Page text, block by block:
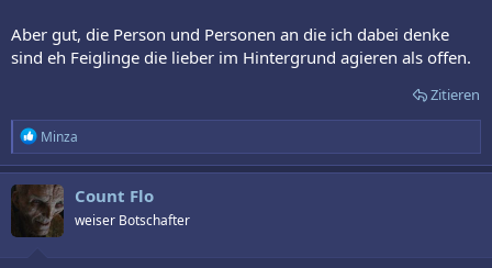
Aber gut, die Person und Personen an die ich dabei denke
sind eh Feiglinge die lieber im Hintergrund agieren als offen.
Zitieren
R
e
a
k
t
i
o
Minza
Count Flo
weiser Botschafter